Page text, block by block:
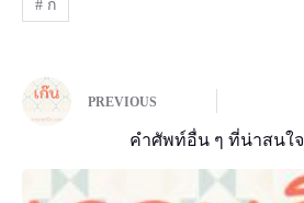
#ก
PREVIOUS
คำศัพท์อื่น ๆ ที่น่าสนใจ